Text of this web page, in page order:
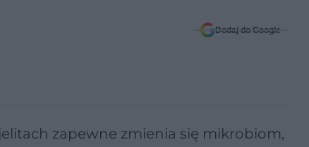
Dodaj do Google
zapewne zmienia się mikrobiom,